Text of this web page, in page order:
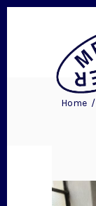
Home /